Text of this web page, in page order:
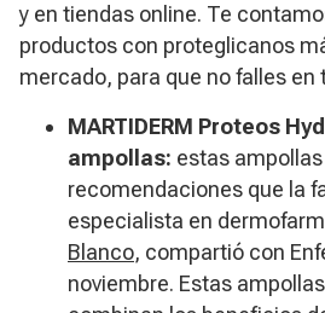
y en tiendas online. Te
productos con proteglicanos
mercado, para que no falles en
MARTIDERM Proteos
ampollas: estas
recomendaciones que la
especialista en
Blanco, compartió con
noviembre. Estas